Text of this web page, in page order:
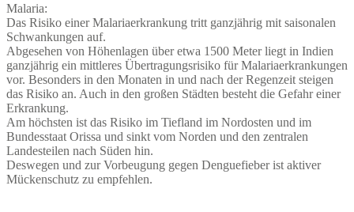
Malaria:
Das Risiko einer Malariaerkrankung tritt ganzjährig mit saisonalen
Schwankungen auf.
Abgesehen von Höhenlagen über etwa 1500 Meter liegt in Indien
ganzjährig ein mittleres Übertragungsrisiko für Malariaerkrankungen
vor. Besonders in den Monaten in und nach der Regenzeit steigen
das Risiko an. Auch in den großen Städten besteht die Gefahr einer
Erkrankung.
Am höchsten ist das Risiko im Tiefland im Nordosten und im
Bundesstaat Orissa und sinkt vom Norden und den zentralen
Landesteilen nach Süden hin.
Deswegen und zur Vorbeugung gegen Denguefieber ist aktiver
Mückenschutz zu empfehlen.